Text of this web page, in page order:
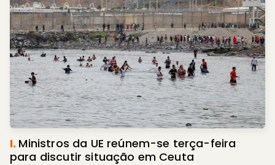
I. Ministros da UE reúnem-se terça-feira
para discutir situação em Ceuta